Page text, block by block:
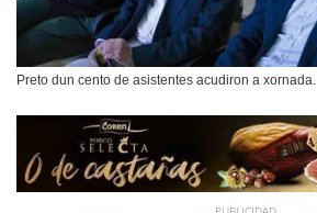
Preto dun cento de asistentes acudiron a xornada.